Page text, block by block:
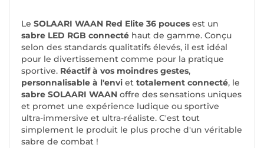
Le SOLAARI WAAN Red Elite 36 pouces est un
sabre LED RGB connecté haut de gamme. Conçu
selon des standards qualitatifs élevés, il est idéal
pour le divertissement comme pour la pratique
sportive. Réactif à vos moindres gestes,
personnalisable à l'envi et totalement connecté, le
sabre SOLAARI WAAN offre des sensations uniques
et promet une expérience ludique ou sportive
ultra-immersive et ultra-réaliste. C'est tout
simplement le produit le plus proche d'un véritable
sabre de combat !